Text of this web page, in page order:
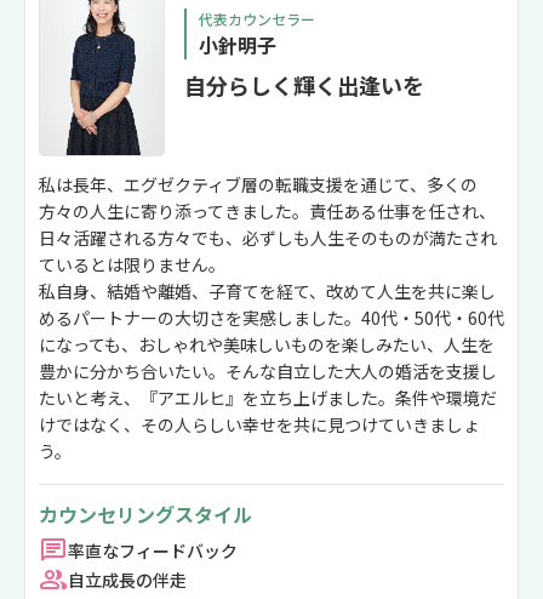
から」と無理に
「どんな違和感
けることがで
大きく変わりま
走してくれる相
についても考え
ちに迷いがある
したいです。
代表カウンセラー
小針明子
自分らしく輝く出逢いを
私は長年、エグゼクティブ層の転職支援を通じて、多くの
方々の人生に寄り添ってきました。責任ある仕事を任され、
日々活躍される方々でも、必ずしも人生そのものが満たされ
ているとは限りません。
私自身、結婚や離婚、子育てを経て、改めて人生を共に楽し
めるパートナーの大切さを実感しました。40代・50代・60代
になっても、おしゃれや美味しいものを楽しみたい、人生を
豊かに分かち合いたい。そんな自立した大人の婚活を支援し
たいと考え、『アエルヒ』を立ち上げました。条件や環境だ
けではなく、その人らしい幸せを共に見つけていきましょ
う。
カウンセリングスタイル
率直なフィードバック
自立成長の伴走